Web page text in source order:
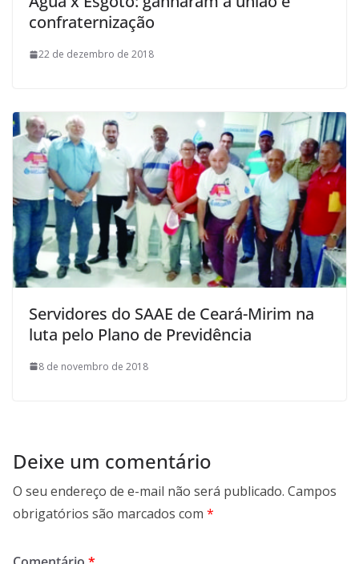
confraternização
22 de dezembro de 2018
Servidores do SAAE de Ceará-Mirim na
luta pelo Plano de Previdência
8 de novembro de 2018
Deixe um comentário
O seu endereço de e-mail não será publicado. Campos
obrigatórios são marcados com *